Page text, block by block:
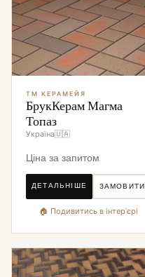
ТМ КЕРАМЕЙЯ
БрукКерам Магма
Топаз
Україна🇺🇦
Ціна за запитом
ДЕТАЛЬНІШЕ ЗАМОВИТИ
🏠 Подивитись в інтер'єрі